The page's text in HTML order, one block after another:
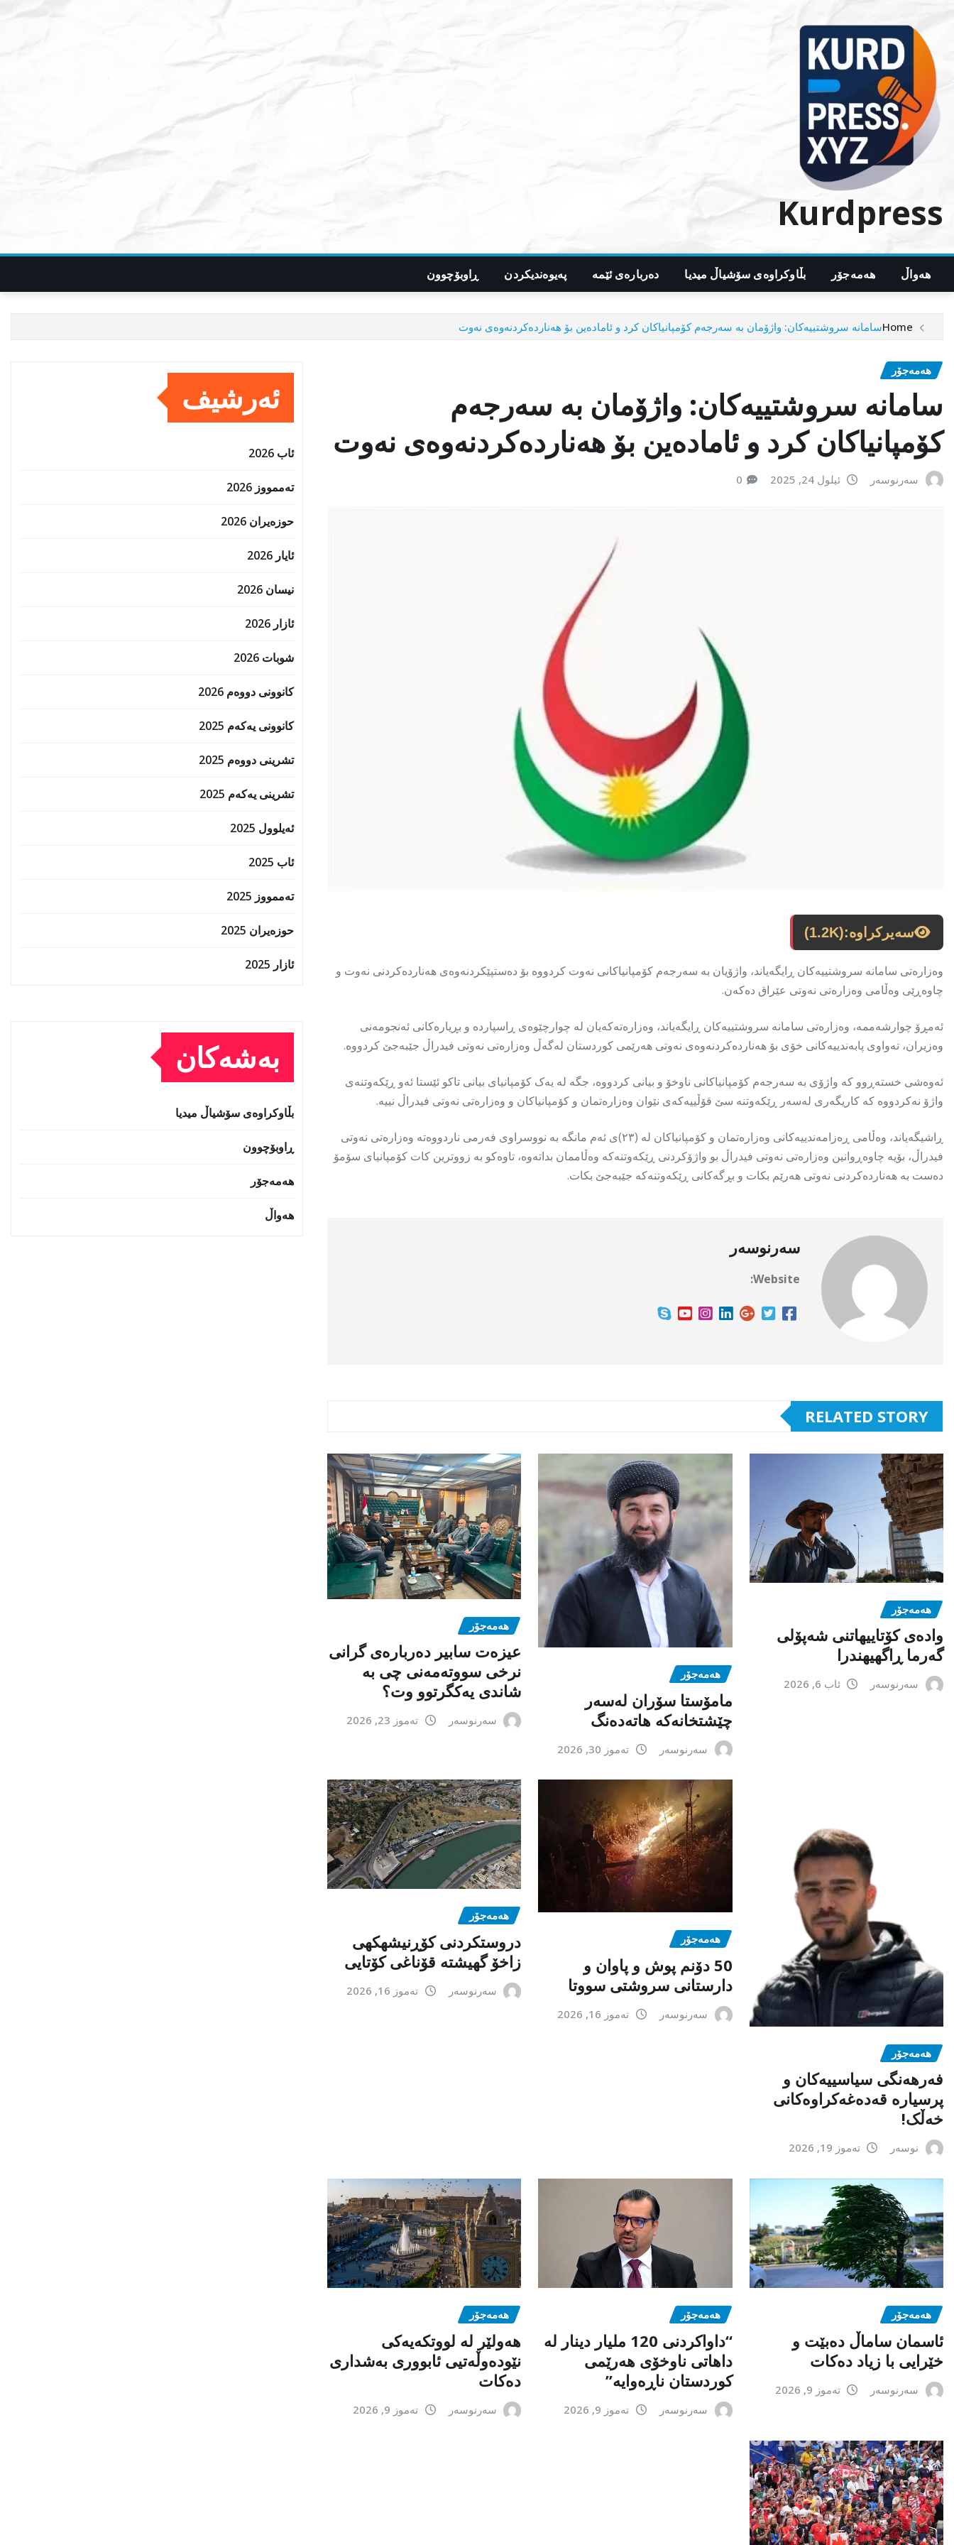
content
Kurdpress
هەواڵ هەمەجۆر بڵاوکراوەی سۆشیاڵ میدیا دەربارەی ئێمە پەیوەندیکردن ڕاوبۆچوون
Homeسامانە سروشتییەکان: واژۆمان بە سەرجەم کۆمپانیاکان کرد و ئامادەین بۆ هەناردەکردنەوەی نەوت
هەمەجۆر
سامانە سروشتییەکان: واژۆمان بە سەرجەم
کۆمپانیاکان کرد و ئامادەین بۆ هەناردەکردنەوەی نەوت
سەرنوسەر ئیلول 24, 2025 0
سەیرکراوە:(1.2K)
وەزارەتی سامانە سروشتییەکان ڕایگەیاند، واژۆیان بە سەرجەم کۆمپانیاکانی نەوت کردووە بۆ دەستپێکردنەوەی هەناردەکردنی نەوت و
چاوەڕێی وەڵامی وەزارەتی نەوتی عێراق دەکەن.
ئەمڕۆ چوارشەممە، وەزارەتی سامانە سروشتییەکان ڕایگەیاند، وەزارەتەکەیان لە چوارچێوەی ڕاسپاردە و بڕیارەکانی ئەنجومەنی
وەزیران، تەواوی پابەندییەکانی خۆی بۆ هەناردەکردنەوەی نەوتی هەرێمی کوردستان لەگەڵ وەزارەتی نەوتی فیدراڵ جێبەجێ کردووە.
ئەوەشی خستەڕوو کە واژۆی بە سەرجەم کۆمپانیاکانی ناوخۆ و بیانی کردووە، جگە لە یەک کۆمپانیای بیانی تاكو ئێستا ئەو ڕێکەوتنەی
واژۆ نەکردووە کە کاریگەری لەسەر ڕێکەوتنە سێ قۆڵییەکەی نێوان وەزارەتمان و کۆمپانیاکان و وەزارەتی نەوتی فیدراڵ نییە.
ڕاشیگەیاند، وەڵامی ڕەزامەندییەکانی وەزارەتمان و کۆمپانیاکان لە (٢٣)ی ئەم مانگە بە نووسراوی فەرمی ناردووەتە وەزارەتی نەوتی
فیدراڵ، بۆیە چاوەڕوانین وەزارەتی نەوتی فیدراڵ بو واژۆکردنی ڕێکەوتنەکە وەڵاممان بداتەوە، تاوەکو بە زووترین کات کۆمپانیای سۆمۆ
دەست بە هەناردەکردنی نەوتی هەرێم بکات و بڕگەکانی ڕێکەوتنەکە جێبەجێ بکات.
سەرنوسەر
Website:
RELATED STORY
هەمەجۆر
وادەی کۆتاییهاتنی شەپۆلی
گەرما ڕاگهیهندرا
سەرنوسەر ئاب 6, 2026
هەمەجۆر
مامۆستا سۆران لەسەر
چێشتخانەكە هاتەدەنگ
سەرنوسەر تەموز 30, 2026
هەمەجۆر
عیزەت سابیر دەربارەی گرانی
نرخی سووتەمەنی چی بە
شاندی یەکگرتوو وت؟
سەرنوسەر تەموز 23, 2026
هەمەجۆر
فەرهەنگی سیاسییەکان و
پرسیارە قەدەغەکراوەکانی
خەڵک!
نوسەر تەموز 19, 2026
هەمەجۆر
50 دۆنم پوش و پاوان و
دارستانی سروشتی سووتا
سەرنوسەر تەموز 16, 2026
هەمەجۆر
دروستکردنی کۆڕنیشهكهی
زاخۆ گهیشته قۆناغی کۆتایی
سەرنوسەر تەموز 16, 2026
هەمەجۆر
ئاسمان ساماڵ دەبێت و
خێرایی با زیاد دەکات
سەرنوسەر تەموز 9, 2026
هەمەجۆر
“داواکردنی 120 ملیار دینار لە
داهاتی ناوخۆی هەرێمی
کوردستان ناڕەوایە”
سەرنوسەر تەموز 9, 2026
هەمەجۆر
ھەولێر لە لووتکەیەکی
نێودەوڵەتیی ئابووری بەشداری
دەکات
سەرنوسەر تەموز 9, 2026
ئەرشیف
ئاب 2026
تەممووز 2026
حوزه‌یران 2026
ئایار 2026
نیسان 2026
ئازار 2026
شوبات 2026
کانوونی دووەم 2026
کانوونی یەکەم 2025
تشرینی دووەم 2025
تشرینی یەکەم 2025
ئەیلوول 2025
ئاب 2025
تەممووز 2025
حوزه‌یران 2025
ئازار 2025
بەشەکان
بڵاوکراوەی سۆشیاڵ میدیا
ڕاوبۆچوون
هەمەجۆر
هەواڵ